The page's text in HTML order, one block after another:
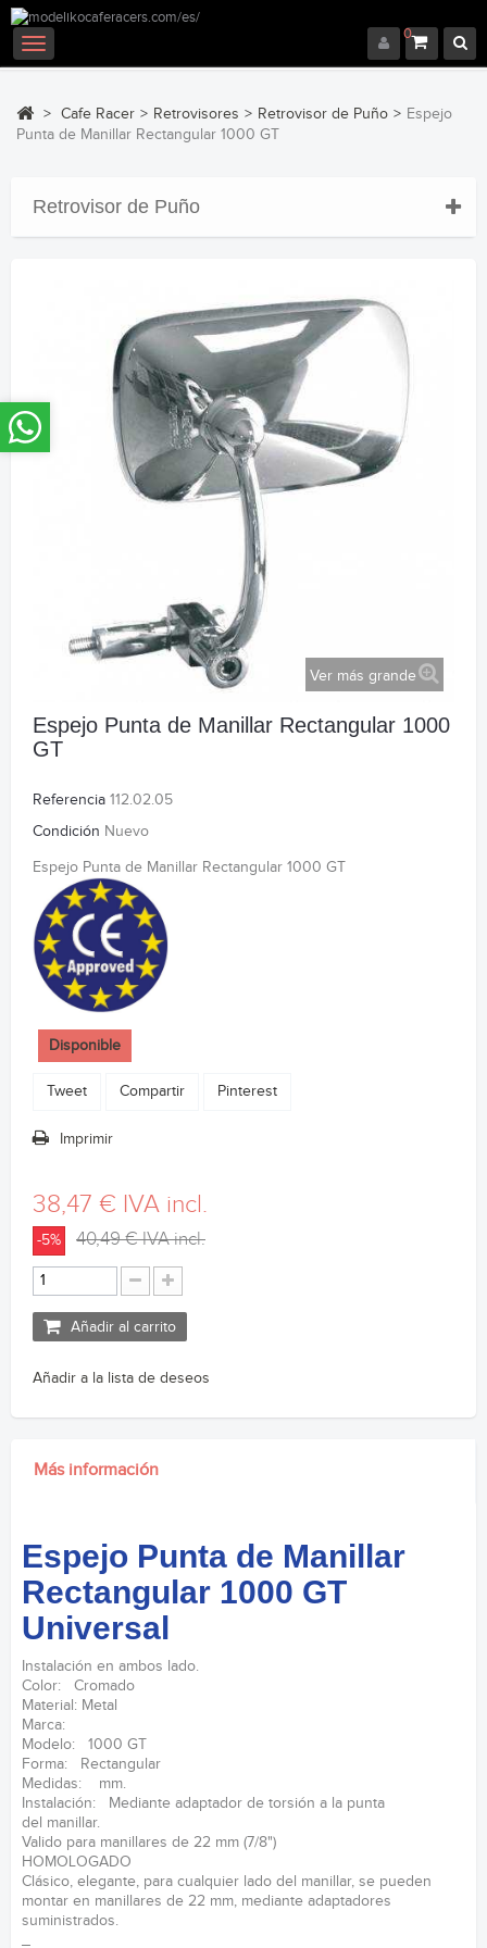
0
Navegación
Toggle
> Cafe Racer > Retrovisores > Retrovisor de Puño > Espejo
Punta de Manillar Rectangular 1000 GT
Retrovisor de Puño
Ver más grande
Espejo Punta de Manillar Rectangular 1000
GT
Referencia 112.02.05
Condición Nuevo
Espejo Punta de Manillar Rectangular 1000 GT
Disponible
Tweet Compartir Pinterest
Imprimir
38,47 € IVA incl.
-5% 40,49 €IVA incl.
Añadir al carrito
Añadir a la lista de deseos
Más información
Espejo Punta de Manillar
Rectangular 1000 GT
Universal
Instalación en ambos lado.
Color: Cromado
Material: Metal
Marca:
Modelo: 1000 GT
Forma: Rectangular
Medidas: mm.
Instalación: Mediante adaptador de torsión a la punta
del manillar.
Valido para manillares de 22 mm (7/8")
HOMOLOGADO
Clásico, elegante, para cualquier lado del manillar, se pueden
montar en manillares de 22 mm, mediante adaptadores
suministrados.
_